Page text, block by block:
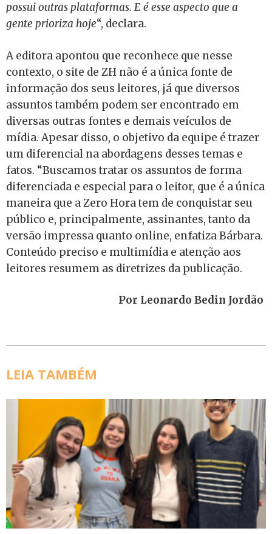
possui outras plataformas. E é esse aspecto que a
gente prioriza hoje“, declara.
A editora apontou que reconhece que nesse
contexto, o site de ZH não é a única fonte de
informação dos seus leitores, já que diversos
assuntos também podem ser encontrado em
diversas outras fontes e demais veículos de
mídia. Apesar disso, o objetivo da equipe é trazer
um diferencial na abordagens desses temas e
fatos. “Buscamos tratar os assuntos de forma
diferenciada e especial para o leitor, que é a única
maneira que a Zero Hora tem de conquistar seu
público e, principalmente, assinantes, tanto da
versão impressa quanto online, enfatiza Bárbara.
Conteúdo preciso e multimídia e atenção aos
leitores resumem as diretrizes da publicação.
Por Leonardo Bedin Jordão
LEIA TAMBÉM